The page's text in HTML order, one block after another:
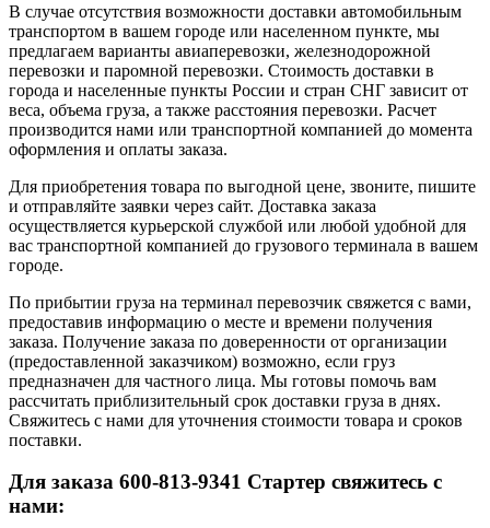
В случае отсутствия возможности доставки автомобильным
транспортом в вашем городе или населенном пункте, мы
предлагаем варианты авиаперевозки, железнодорожной
перевозки и паромной перевозки. Стоимость доставки в
города и населенные пункты России и стран СНГ зависит от
веса, объема груза, а также расстояния перевозки. Расчет
производится нами или транспортной компанией до момента
оформления и оплаты заказа.
Для приобретения товара по выгодной цене, звоните, пишите
и отправляйте заявки через сайт. Доставка заказа
осуществляется курьерской службой или любой удобной для
вас транспортной компанией до грузового терминала в вашем
городе.
По прибытии груза на терминал перевозчик свяжется с вами,
предоставив информацию о месте и времени получения
заказа. Получение заказа по доверенности от организации
(предоставленной заказчиком) возможно, если груз
предназначен для частного лица. Мы готовы помочь вам
рассчитать приблизительный срок доставки груза в днях.
Свяжитесь с нами для уточнения стоимости товара и сроков
поставки.
Для заказа 600-813-9341 Стартер свяжитесь с
нами: